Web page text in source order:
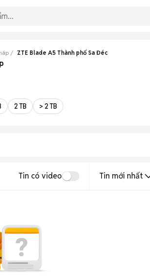
ZTE Blade A5 Thành phố Sa Đéc
2 TB > 2 TB
Tin có video Tin mới nhất